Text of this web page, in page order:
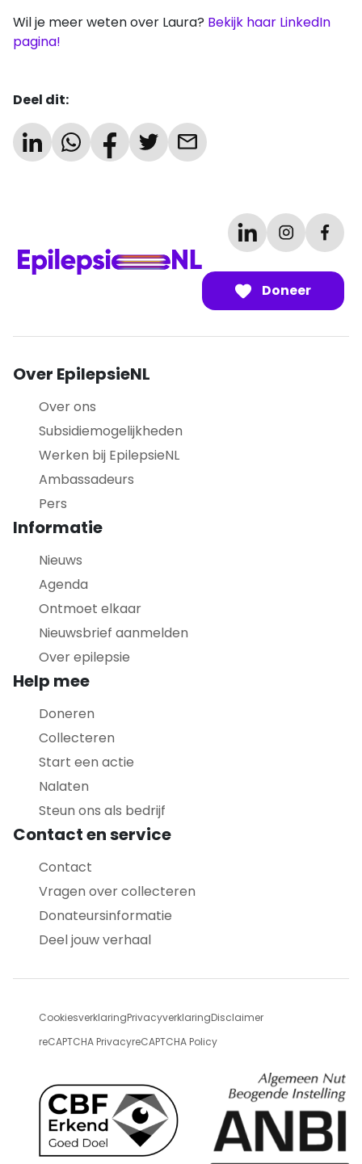
Wil je meer weten over Laura? Bekijk haar LinkedIn
pagina!
Deel dit:
Doneer
Over EpilepsieNL
Over ons
Subsidiemogelijkheden
Werken bij EpilepsieNL
Ambassadeurs
Pers
Informatie
Nieuws
Agenda
Ontmoet elkaar
Nieuwsbrief aanmelden
Over epilepsie
Help mee
Doneren
Collecteren
Start een actie
Nalaten
Steun ons als bedrijf
Contact en service
Contact
Vragen over collecteren
Donateursinformatie
Deel jouw verhaal
CookiesverklaringPrivacyverklaringDisclaimer
reCAPTCHA PrivacyreCAPTCHA Policy